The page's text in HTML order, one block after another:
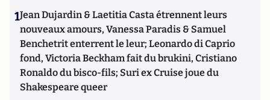
1Jean Dujardin & Laetitia Casta étrennent leurs
nouveaux amours, Vanessa Paradis & Samuel
Benchetrit enterrent le leur; Leonardo di Caprio
fond, Victoria Beckham fait du brukini, Cristiano
Ronaldo du bisco-fils; Suri ex Cruise joue du
Shakespeare queer